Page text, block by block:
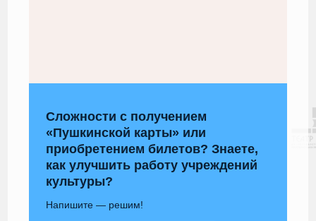
Сложности с получением
«Пушкинской карты» или
приобретением билетов? Знаете,
как улучшить работу учреждений
культуры?
Напишите — решим!